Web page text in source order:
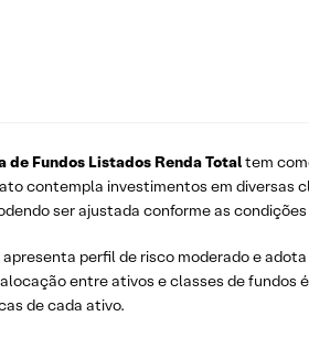
de Fundos Listados Renda Totaltem
contempla investimentos em diversas
ser ajustada conforme as
perfil de risco moderado e
entre ativos e classes de fundos
de cada ativo.